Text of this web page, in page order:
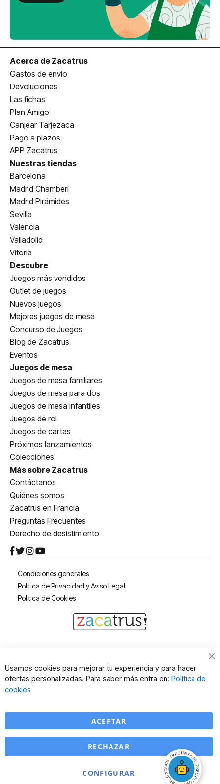
Acerca de Zacatrus
Gastos de envío
Devoluciones
Las fichas
Plan Amigo
Canjear Tarjezaca
Pago a plazos
APP Zacatrus
Nuestras tiendas
Barcelona
Madrid Chamberí
Madrid Pirámides
Sevilla
Valencia
Valladolid
Vitoria
Descubre
Juegos más vendidos
Outlet de juegos
Nuevos juegos
Mejores juegos de mesa
Concurso de Juegos
Blog de Zacatrus
Eventos
Juegos de mesa
Juegos de mesa familiares
Juegos de mesa para dos
Juegos de mesa infantiles
Juegos de rol
Juegos de cartas
Próximos lanzamientos
Colecciones
Más sobre Zacatrus
Contáctanos
Quiénes somos
Zacatrus en Francia
Preguntas Frecuentes
Derecho de desistimiento
Condiciones generales
Política de Privacidad y Aviso Legal
Política de Cookies
Usamos cookies para mejorar tu experiencia y para hacer
ofertas personalizadas. Para saber más entra en: Política de
cookies
ACEPTAR
CONFIGURAR
RECHAZAR